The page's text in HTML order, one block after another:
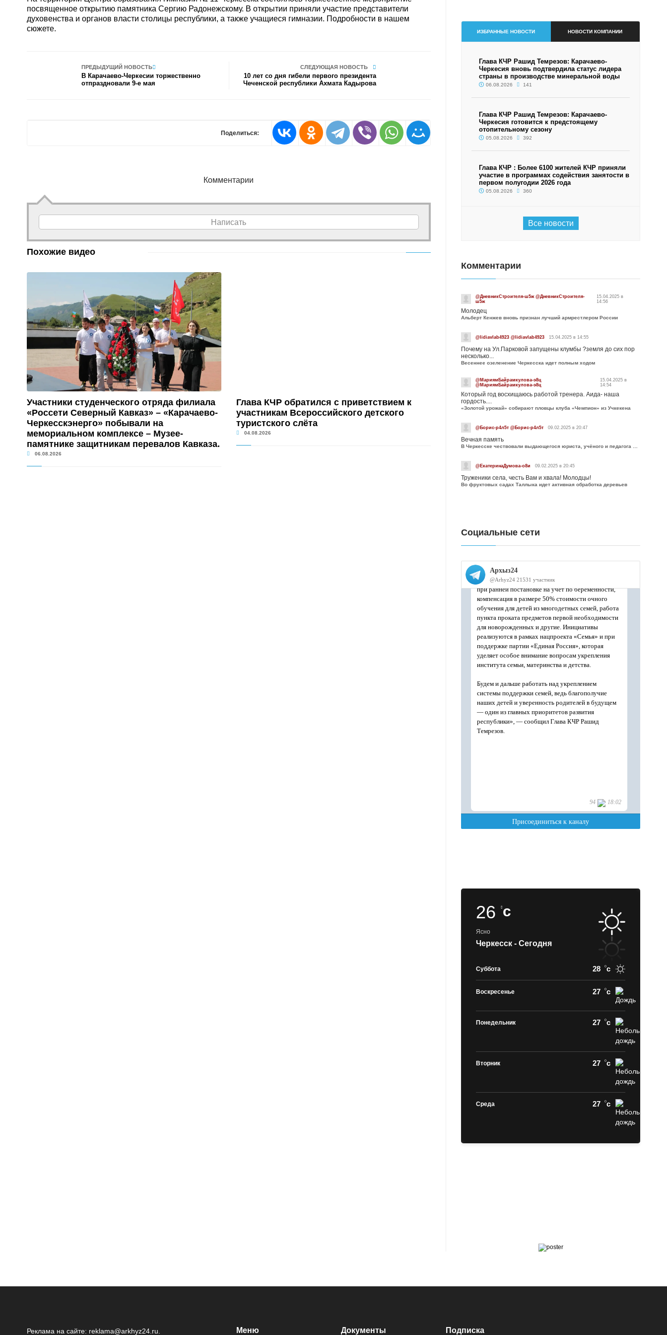
посвященное открытию памятника Сергию Радонежскому. В открытии приняли участие представители
духовенства и органов власти столицы республики, а также учащиеся гимназии. Подробности в нашем
сюжете.
ПРЕДЫДУЩИЙ НОВОСТЬ
В Карачаево-Черкесии торжественно
отпраздновали 9-е мая
СЛЕДУЮЩАЯ НОВОСТЬ
10 лет со дня гибели первого президента
Чеченской республики Ахмата Кадырова
Поделиться:
Комментарии
Написать
Похожие видео
Участники студенческого отряда филиала
«Россети Северный Кавказ» – «Карачаево-
Черкесскэнерго» побывали на
мемориальном комплексе – Музее-
памятнике защитникам перевалов Кавказа.
06.08.2026
Глава КЧР обратился с приветствием к
участникам Всероссийского детского
туристского слёта
04.08.2026
ИЗБРАННЫЕ НОВОСТИ НОВОСТИ КОМПАНИИ
Глава КЧР Рашид Темрезов: Карачаево-
Черкесия вновь подтвердила статус лидера
страны в производстве минеральной воды
06.08.2026 141
Глава КЧР Рашид Темрезов: Карачаево-
Черкесия готовится к предстоящему
отопительному сезону
05.08.2026 392
Глава КЧР : Более 6100 жителей КЧР приняли
участие в программах содействия занятости в
первом полугодии 2026 года
05.08.2026 360
Все новости
Комментарии
@ДневникСтроителя-ш5ж @ДневникСтроителя-
ш5ж
15.04.2025 в
14:56
Молодец
Альберт Кенжев вновь признан лучший армрестлером России
@lidiavlab4923 @lidiavlab4923 15.04.2025 в 14:55
Почему на Ул.Парковой запущены клумбы ?земля до сих пор
несколько...
Весеннее озеленение Черкесска идет полным ходом
@МариямБайрамкулова-э8ц
@МариямБайрамкулова-э8ц
15.04.2025 в
14:54
Который год восхищаюсь работой тренера. Аида- наша
гордость....
«Золотой урожай» собирают пловцы клуба «Чемпион» из Учкекена
@Борис-р4л5т @Борис-р4л5т 09.02.2025 в 20:47
Вечная память
@ЕкатеринаДумова-о8и 09.02.2025 в 20:45
Труженики села, честь Вам и хвала! Молодцы!
Во фруктовых садах Таллыка идет активная обработка деревьев
Социальные сети
26c
Ясно
Черкесск - Сегодня
Суббота 28 c
Воскресенье 27 c
Понедельник 27 c
Вторник 27 c
Среда 27 c
Реклама на сайте: reklama@arkhyz24.ru Меню Документы Подписка